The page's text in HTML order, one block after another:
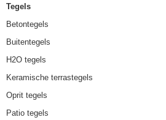
Tegels
Betontegels
Buitentegels
H2O tegels
Keramische terrastegels
Oprit tegels
Patio tegels